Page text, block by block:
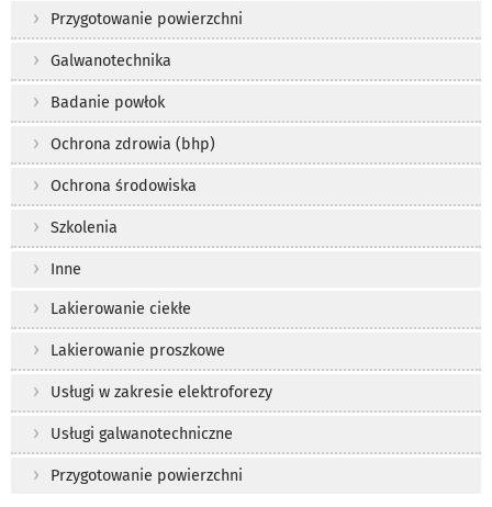
Przygotowanie powierzchni
Galwanotechnika
Badanie powłok
Ochrona zdrowia (bhp)
Ochrona środowiska
Szkolenia
Inne
Lakierowanie ciekłe
Lakierowanie proszkowe
Usługi w zakresie elektroforezy
Usługi galwanotechniczne
Przygotowanie powierzchni